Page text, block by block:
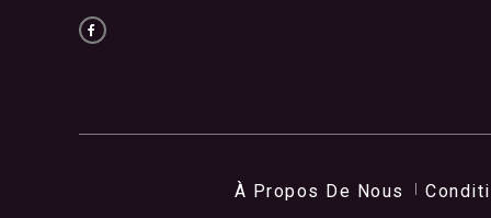
À Propos De Nous